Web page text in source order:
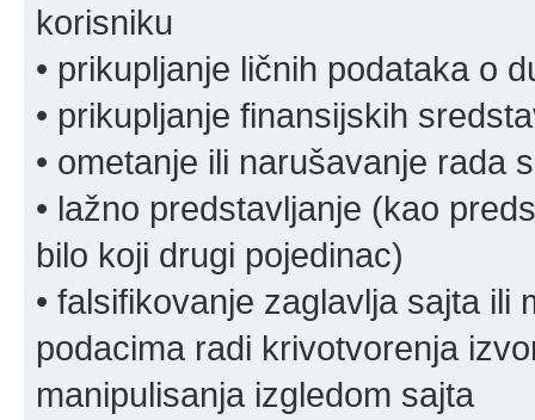
korisniku
• prikupljanje ličnih podataka o
• prikupljanje finansijskih
• ometanje ili narušavanje rada
• lažno predstavljanje (kao
bilo koji drugi pojedinac)
• falsifikovanje zaglavlja sajta ili
podacima radi krivotvorenja
manipulisanja izgledom sajta